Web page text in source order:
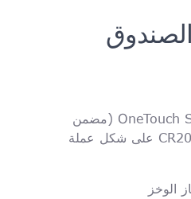
‎ (مضمن
مع الجهاز بطارية خلايا ليثيوم CR2032 على شكل عملة